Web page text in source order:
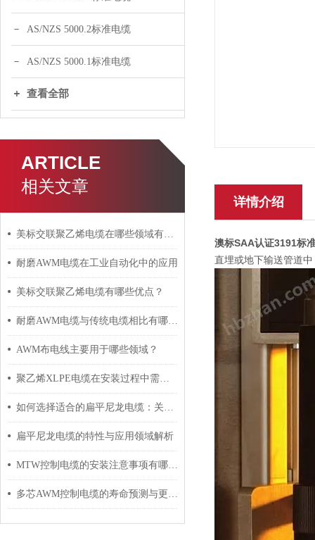
AS/NZS 5000.2标准电缆
AS/NZS 5000.1标准电缆
查看全部
ARTICLE
相关文章
美标交联聚乙烯电缆在哪些领域有广泛应用？
耐磨AWM电缆在工业自动化中的应用
美标交联聚乙烯电缆有哪些优点？
耐磨AWM电缆与传统电缆相比有哪些优势？
AWM布电线主要用于哪些领域？
聚乙烯XLPE电缆在安装过程中需要注意哪些事项？
如何选择适合的扁平尼龙电缆：关键因素与建议
扁平尼龙电缆的特性与应用领域解析
MTW控制电缆的安装注意事项有哪些？
多芯AWM控制电缆的寿命预测与更换周期
详情介绍
澳标SAA认证3191标
直埋或地下输送管道